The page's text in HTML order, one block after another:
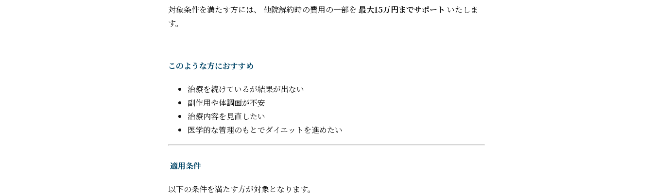
対象条件を満たす方には、 他院解約時の費用の一部を 最大15万円までサポート いたしま
す。
このような方におすすめ
治療を続けているが結果が出ない
副作用や体調面が不安
治療内容を見直したい
医学的な管理のもとでダイエットを進めたい
適用条件
以下の条件を満たす方が対象となります。